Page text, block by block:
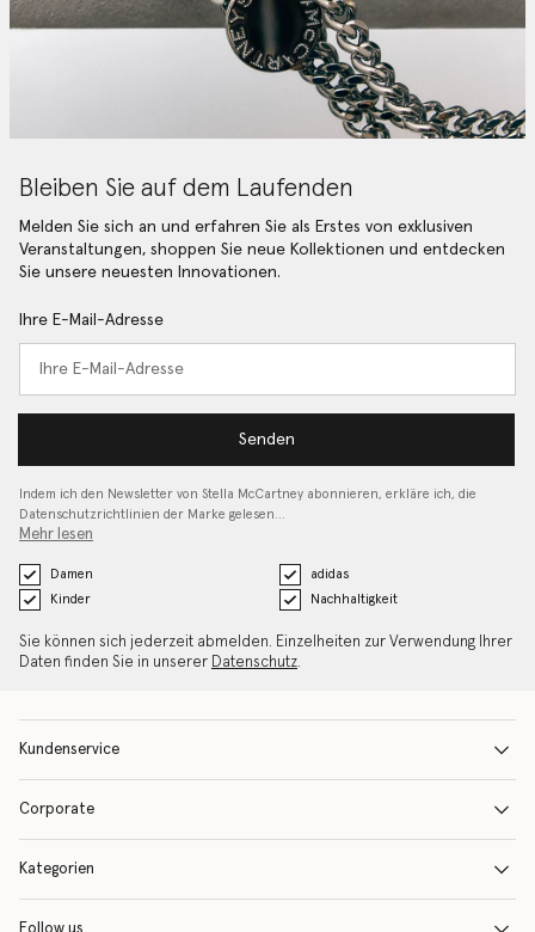
Bleiben Sie auf dem Laufenden
Melden Sie sich an und erfahren Sie als Erstes von exklusiven
Veranstaltungen, shoppen Sie neue Kollektionen und entdecken
Sie unsere neuesten Innovationen.
Ihre E-Mail-Adresse
Senden
Indem ich den Newsletter von Stella McCartney abonnieren, erkläre ich, die
Datenschutzrichtlinien der Marke gelesen…
Mehr lesen
Damen
adidas
Kinder
Nachhaltigkeit
Sie können sich jederzeit abmelden. Einzelheiten zur Verwendung Ihrer
Daten finden Sie in unserer Datenschutz.
Kundenservice
Corporate
Kategorien